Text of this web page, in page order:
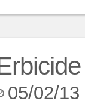
05/02/13